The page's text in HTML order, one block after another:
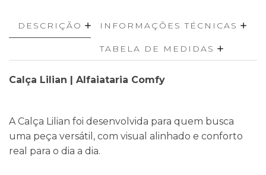
DESCRIÇÃO INFORMAÇÕES TÉCNICAS
TABELA DE MEDIDAS
Calça Lilian | Alfaiataria Comfy
A Calça Lilian foi desenvolvida para quem busca
uma peça versátil, com visual alinhado e conforto
real para o dia a dia.